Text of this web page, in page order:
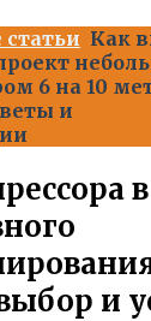
Как
6 на 10
и
и